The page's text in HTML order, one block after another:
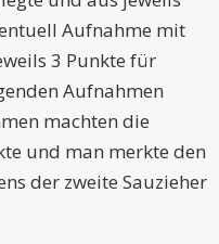
Aufnahme mit
3 Punkte für
Aufnahmen
machten die
und man merkte den
der zweite Sauzieher